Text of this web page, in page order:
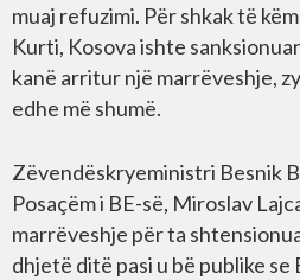
muaj refuzimi. Për shkak të
Kurti, Kosova ishte
kanë arritur një marrëveshje,
edhe më shumë.
Zëvendëskryeministri Besnik
Posaçëm i BE-së, Miroslav
marrëveshje për ta
dhjetë ditë pasi u bë publike se